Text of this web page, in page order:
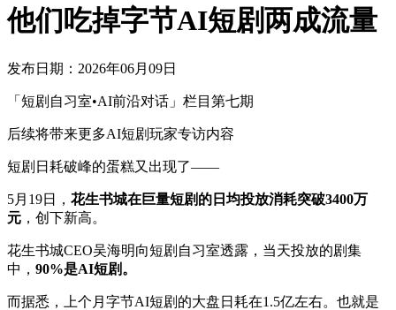
他们吃掉字节AI短剧两成流量
发布日期：2026年06月09日
「短剧自习室•AI前沿对话」栏目第七期
后续将带来更多AI短剧玩家专访内容
短剧日耗破峰的蛋糕又出现了——
5月19日， 花生书城在巨量短剧的日均投放消耗突破3400万
元 ，创下新高。
花生书城CEO吴海明向短剧自习室透露，当天投放的剧集
中， 90%是AI短剧。
而据悉，上个月字节AI短剧的大盘日耗在1.5亿左右。也就是